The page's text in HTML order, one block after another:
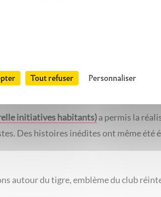
Tout refuser Personnaliser
sur le Toit » a proposé des lectures «
dans un univers fantastique !
initiatives habitants)a permis la
Des histoires inédites ont même été
autour du tigre, emblème du club